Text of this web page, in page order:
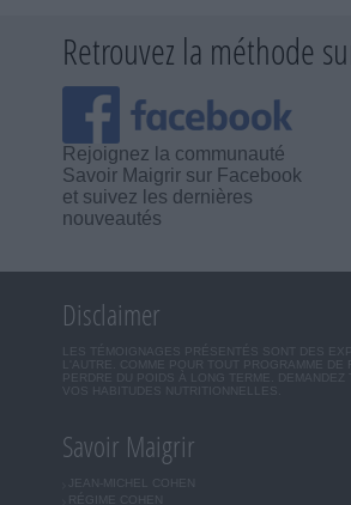
Retrouvez la méthode
Rejoignez la communauté
Savoir Maigrir sur Facebook
et suivez les dernières
nouveautés
Disclaimer
LES TÉMOIGNAGES PRÉSENTÉS SONT DES
L'AUTRE. COMME POUR TOUT PROGRAMME
PERDRE DU POIDS À LONG TERME.
VOS HABITUDES NUTRITIONNELLES.
Savoir Maigrir
JEAN-MICHEL COHEN
RÉGIME COHEN